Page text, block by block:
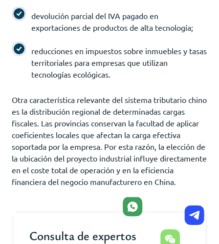
devolución parcial del IVA pagado en
exportaciones de productos de alta tecnología;
reducciones en impuestos sobre inmuebles y tasas
territoriales para empresas que utilizan
tecnologías ecológicas.
Otra característica relevante del sistema tributario chino
es la distribución regional de determinadas cargas
fiscales. Las provincias conservan la facultad de aplicar
coeficientes locales que afectan la carga efectiva
soportada por la empresa. Por esta razón, la elección de
la ubicación del proyecto industrial influye directamente
en el coste total de operación y en la eficiencia
financiera del negocio manufacturero en China.
Consulta de expertos